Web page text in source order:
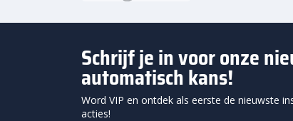
Schrijf je in voor onze
automatisch kans!
Word VIP en ontdek als eerste de nieuwste
acties!